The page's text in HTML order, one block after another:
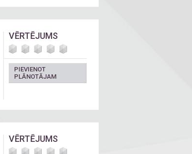
VĒRTĒJUMS
PIEVIENOT
PLĀNOTĀJAM
VĒRTĒJUMS